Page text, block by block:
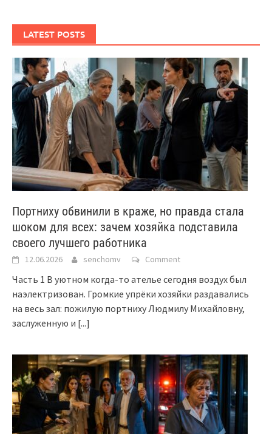
LATEST POSTS
Портниху обвинили в краже, но правда стала
шоком для всех: зачем хозяйка подставила
своего лучшего работника
12.06.2026 senchomv Comment
Часть 1 В уютном когда-то ателье сегодня воздух был
наэлектризован. Громкие упрёки хозяйки раздавались
на весь зал: пожилую портниху Людмилу Михайловну,
заслуженную и [...]